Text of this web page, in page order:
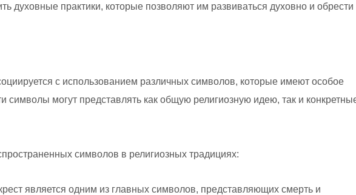
духовные практики, которые позволяют им развиваться духовно и обрести
с использованием различных символов, которые имеют особое
символы могут представлять как общую религиозную идею, так и
символов в религиозных традициях:
является одним из главных символов, представляющих смерть и